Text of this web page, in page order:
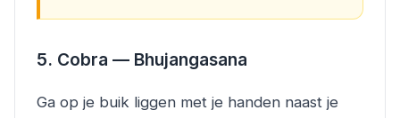
5. Cobra — Bhujangasana
Ga op je buik liggen met je handen naast je